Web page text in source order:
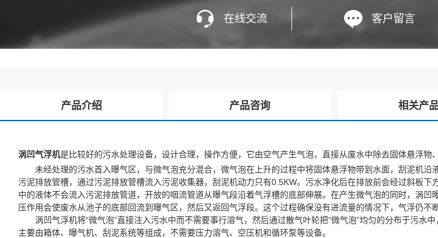
在线交流 客户留言
产品介绍 产品咨询 相关产
涡凹气浮机是比较好的污水处理设备，设计合理，操作方便，它由空气产生气泡，直接从废水中除去固体悬浮物
未经处理的污水首入曝气区，与微气泡充分混合，微气泡在上升的过程中将固体悬浮物带到水面，刮泥机沿
污泥排放管槽，通过污泥排放管槽流入污泥收集器，刮泥机动力只有0.5KW。污水净化后在排放前会经过斜板
中的液体不会流入污泥排放管道，开放的咽流管道从曝气段沿着气浮槽的底部伸展。在产生微气泡的同时，涡凹
压作用会使废水从池子的底部回流到曝气区，然后又返回气浮段。这个过程确保没有进流量的情况下，气浮仍不断
涡凹气浮机将“微气泡”直接注入污水中而不需要事行溶气，然后通过散气叶轮把“微气泡”均匀的分布于污水
主要由箱体、曝气机、刮泥系统等组成，不需要压力溶气、空压机和循环泵等设备。